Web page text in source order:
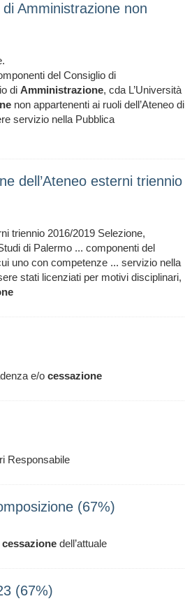
Amministrazione non
del Consiglio di
di Amministrazione, cda L’Università
non appartenenti ai ruoli dell’Ateneo di
servizio nella Pubblica
dell’Ateneo esterni triennio
triennio 2016/2019 Selezione,
di Palermo ... componenti del
uno con competenze ... servizio nella
stati licenziati per motivi disciplinari,
e/o cessazione
Responsabile
(67%)
cessazione dell’attuale
(67%)